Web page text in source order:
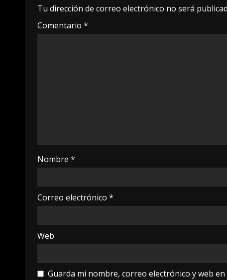
Tu dirección de correo electrónico no será
Comentario *
Nombre *
Correo electrónico *
Web
Guarda mi nombre, correo electrónico y web